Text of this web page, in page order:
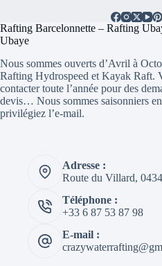
Rafting Barcelonnette – Rafting
Ubaye
Nous sommes ouverts d’Avril à
Rafting Hydrospeed et Kayak Raft.
contacter toute l’année pour des
devis… Nous sommes saisonniers
privilégiez l’e-mail.
Adresse :
Route du Villard,
Téléphone :
+33 6 87 53 87 98
E-mail :